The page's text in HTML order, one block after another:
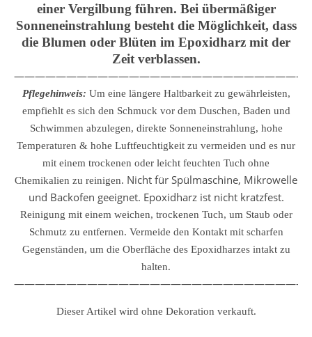
einer Vergilbung führen. Bei übermäßiger
Sonneneinstrahlung besteht die Möglichkeit, dass
die Blumen oder Blüten im Epoxidharz mit der
Zeit verblassen.
Pflegehinweis: Um eine längere Haltbarkeit zu gewährleisten,
empfiehlt es sich den Schmuck vor dem Duschen, Baden und
Schwimmen abzulegen, direkte Sonneneinstrahlung, hohe
Temperaturen & hohe Luftfeuchtigkeit zu vermeiden und es nur
mit einem trockenen oder leicht feuchten Tuch ohne
Chemikalien zu reinigen. Nicht für Spülmaschine, Mikrowelle
und Backofen geeignet. Epoxidharz ist nicht kratzfest.
Reinigung mit einem weichen, trockenen Tuch, um Staub oder
Schmutz zu entfernen. Vermeide den Kontakt mit scharfen
Gegenständen, um die Oberfläche des Epoxidharzes intakt zu
halten.
Dieser Artikel wird ohne Dekoration verkauft.